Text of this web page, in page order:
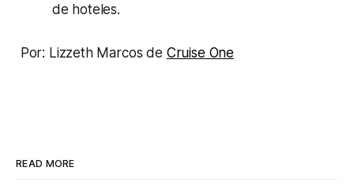
de hoteles.
Por: Lizzeth Marcos de Cruise One
READ MORE